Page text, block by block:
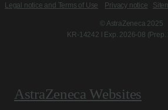
Legal notice and Terms of Use Privacy notice
© AstraZeneca 2025
KR-14242 l Exp. 2026-08 (Prep.
AstraZeneca Websites